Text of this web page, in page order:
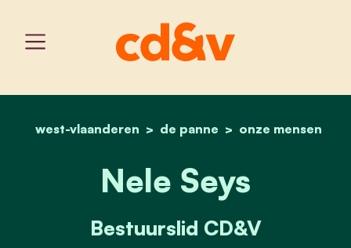
home
west-vlaanderen de panne onze mensen
nele seys
Nele Seys
Bestuurslid CD&V